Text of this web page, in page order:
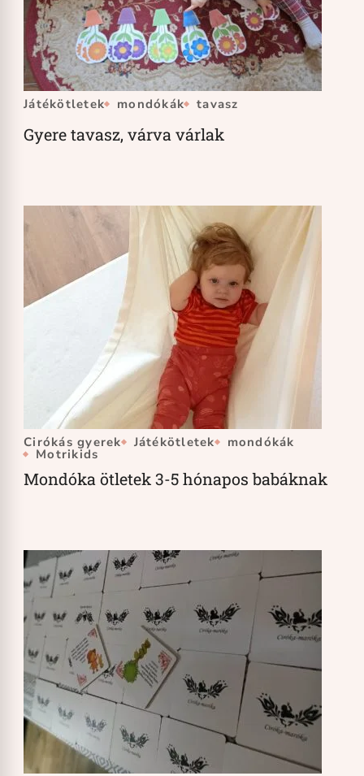
Játékötletek mondókák tavasz
Gyere tavasz, várva várlak
Cirókás gyerek Játékötletek mondókák
Motrikids
Mondóka ötletek 3-5 hónapos babáknak